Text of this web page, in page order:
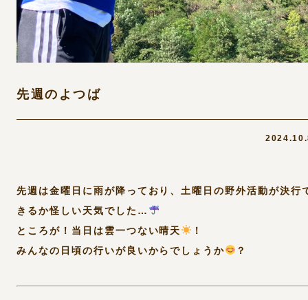
先週のよつば
先週は金曜日に雨が降っており、土曜日の野外活動が決行
きるか怪しい天気でした…
ところが！当日は雲一つない晴天
！
みんなの日頃の行いが良いからでしょうか
？